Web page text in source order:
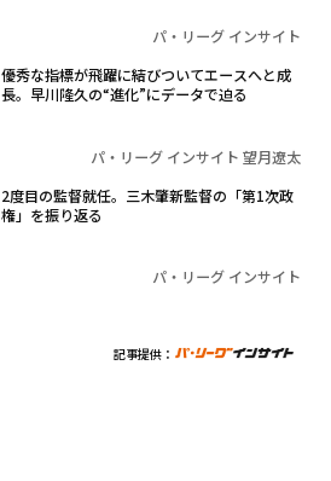
パ・リーグ インサイト
優秀な指標が飛躍に結びついてエースへと成
長。早川隆久の“進化”にデータで迫る
パ・リーグ インサイト 望月遼太
2度目の監督就任。三木肇新監督の「第1次政
権」を振り返る
パ・リーグ インサイト
記事提供：